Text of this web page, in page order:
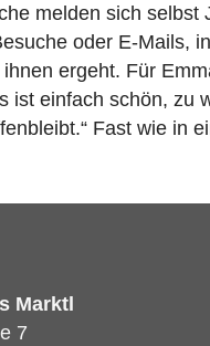
melden sich selbst
oder E-Mails,
ergeht. Für
ist einfach schön, zu
Fast wie in
Marktl
7